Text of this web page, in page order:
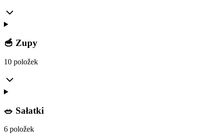
🥣 Zupy
10 položek
🥗 Sałatki
6 položek